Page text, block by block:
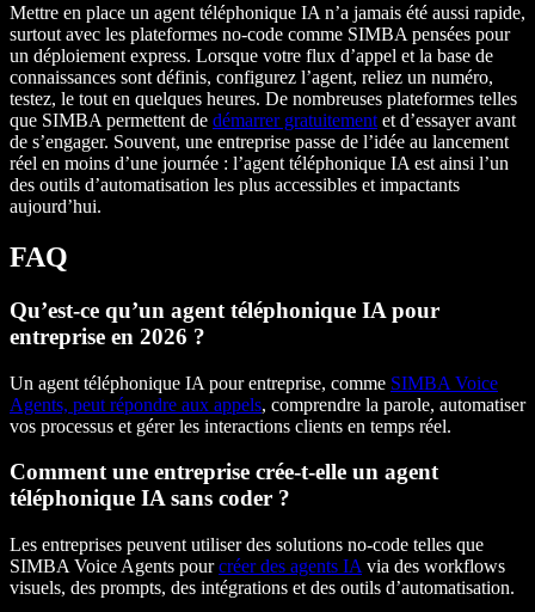
Mettre en place un agent téléphonique IA n’a jamais été aussi rapide,
surtout avec les plateformes no-code comme SIMBA pensées pour
un déploiement express. Lorsque votre flux d’appel et la base de
connaissances sont définis, configurez l’agent, reliez un numéro,
testez, le tout en quelques heures. De nombreuses plateformes telles
que SIMBA permettent de démarrer gratuitement et d’essayer avant
de s’engager. Souvent, une entreprise passe de l’idée au lancement
réel en moins d’une journée : l’agent téléphonique IA est ainsi l’un
des outils d’automatisation les plus accessibles et impactants
aujourd’hui.
FAQ
Qu’est-ce qu’un agent téléphonique IA pour
entreprise en 2026 ?
Un agent téléphonique IA pour entreprise, comme SIMBA Voice
Agents, peut répondre aux appels, comprendre la parole, automatiser
vos processus et gérer les interactions clients en temps réel.
Comment une entreprise crée-t-elle un agent
téléphonique IA sans coder ?
Les entreprises peuvent utiliser des solutions no-code telles que
SIMBA Voice Agents pourcréer des agents IA via des workflows
visuels, des prompts, des intégrations et des outils d’automatisation.